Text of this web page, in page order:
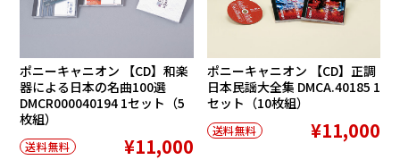
ポニーキャニオン 【CD】和楽
器による日本の名曲100選
DMCR000040194 1セット（5
枚組）
送料無料 ¥11,000
ポニーキャニオン 【CD】正調
日本民謡大全集 DMCA.40185 1
セット（10枚組）
送料無料 ¥11,000